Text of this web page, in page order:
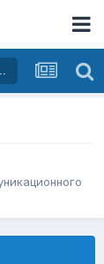
оборудования